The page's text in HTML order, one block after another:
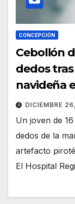
CONCEPCIÓN
Cebollón
dedos
navideña
DICIEMBRE
Un joven de
dedos de la
artefacto
El Hospital